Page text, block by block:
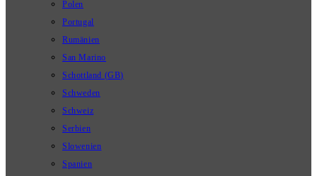
Polen
Portugal
Rumänien
San Marino
Schottland (GB)
Schweden
Schweiz
Serbien
Slowenien
Spanien